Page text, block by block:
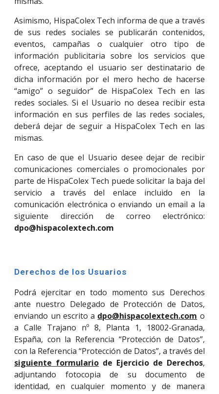
Asimismo, HispaColex Tech informa de que a través
de sus redes sociales se publicarán contenidos,
eventos, campañas o cualquier otro tipo de
información publicitaria sobre los servicios que
ofrece, aceptando el usuario ser destinatario de
dicha información por el mero hecho de hacerse
“amigo” o seguidor” de HispaColex Tech en las
redes sociales. Si el Usuario no desea recibir esta
información en sus perfiles de las redes sociales,
deberá dejar de seguir a HispaColex Tech en las
mismas.
En caso de que el Usuario desee dejar de recibir
comunicaciones comerciales o promocionales por
parte de HispaColex Tech puede solicitar la baja del
servicio a través del enlace incluido en la
comunicación electrónica o enviando un email a la
siguiente dirección de correo electrónico:
dpo@hispacolextech.com
Derechos de los Usuarios
Podrá ejercitar en todo momento sus Derechos
ante nuestro Delegado de Protección de Datos,
enviando un escrito a dpo@hispacolextech.com o
a Calle Trajano nº 8, Planta 1, 18002-Granada,
España, con la Referencia “Protección de Datos”,
con la Referencia “Protección de Datos”, a través del
siguiente formulario de Ejercicio de Derechos,
adjuntando fotocopia de su documento de
identidad, en cualquier momento y de manera